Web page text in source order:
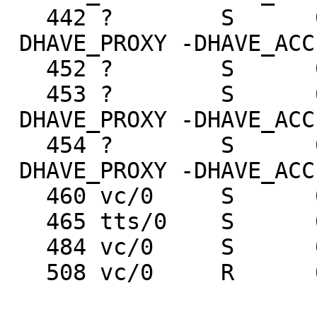
442 ? S 0:00
DHAVE_PROXY -
452 ? S
453 ? S 0:00
DHAVE_PROXY -
454 ? S 0:00
DHAVE_PROXY -
460 vc/0 S
465 tts/0 S 0:00
484 vc/0 S
508 vc/0 R